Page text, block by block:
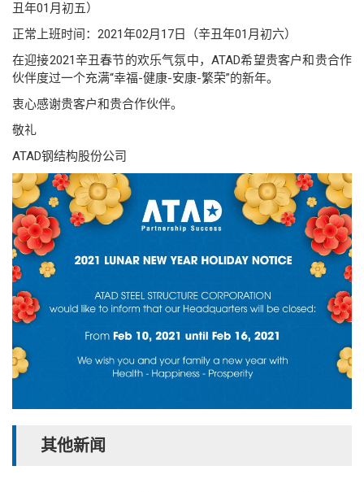
丑年01月初五）
正常上班时间：2021年02月17日（辛丑年01月初六）
在迎接2021辛丑春节的欢乐气氛中，ATAD希望贵客户和贵合作
伙伴度过一个充满“幸福-健康-安康-繁荣”的新年。
衷心感谢贵客户和贵合作伙伴。
敬礼
ATAD钢结构股份公司
其他新闻